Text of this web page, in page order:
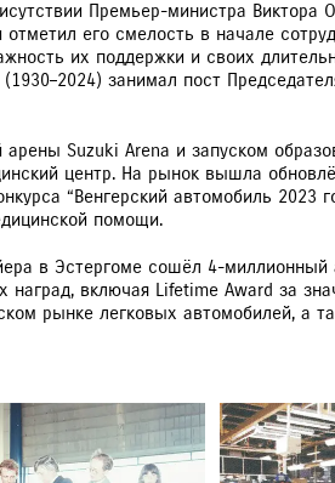
Премьер-министра
его смелость в начале
их поддержки и своих
занимал пост
Suzuki Arena и запуском
центр. На рынок вышла
“Венгерский автомобиль
помощи.
в Эстергоме сошёл 4-
наград, включая Lifetime Award за
рынке легковых автомобилей, а